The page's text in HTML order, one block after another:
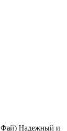
Фай) Надежный и